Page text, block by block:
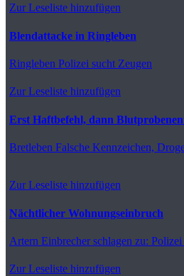
Zur Leseliste hinzufügen
Blendattacke in Ringleben
Ringleben Polizei sucht Zeugen
Zur Leseliste hinzufügen
Erst Haftbefehl, dann
Bretleben Falsche Kennzeichen,
Zur Leseliste hinzufügen
Nächtlicher Wohnungseinbruch
Artern Einbrecher schlagen zu:
Zur Leseliste hinzufügen